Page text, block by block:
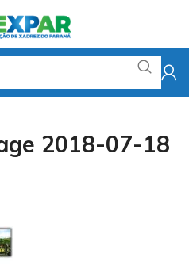
2018-07-18